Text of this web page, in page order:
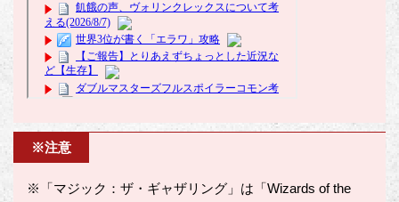
※注意
※「マジック：ザ・ギャザリング」は「Wizards of the